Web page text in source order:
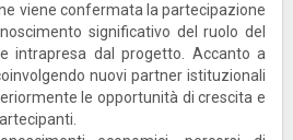
viene confermata la partecipazione
significativo del ruolo del
intrapresa dal progetto. Accanto a
nuovi partner istituzionali
le opportunità di crescita e